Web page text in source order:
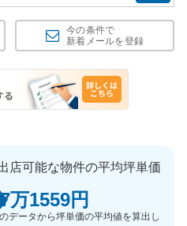
今の条件で
新着メールを登録
店可能な物件の平均坪単価
7万1559円
データから坪単価の平均値を算出し